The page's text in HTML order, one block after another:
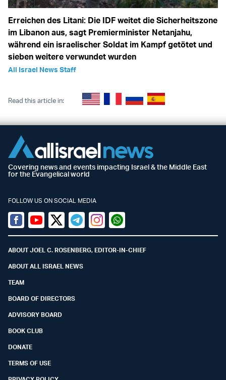
Erreichen des Litani: Die IDF weitet die Sicherheitszone
im Libanon aus, sagt Premierminister Netanjahu,
während ein israelischer Soldat im Kampf getötet und
sieben weitere verwundet wurden
All Israel News Staff
Read this article in:
Covering news and events impacting Israel & the Middle East
for the Evangelical world
FOLLOW US ON SOCIAL MEDIA
Facebook
YoutubeTwitter (X)
TelegramInstagramWhatsapp
ABOUT JOEL C. ROSENBERG, EDITOR-IN-CHIEF
ABOUT ALL ISRAEL NEWS
TEAM
BOARD OF DIRECTORS
ADVISORY BOARD
BOOK CLUB
DONATE
TERMS OF USE